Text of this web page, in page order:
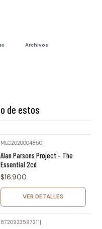
Archivos
de estos
MLC2020004850|
Alan Parsons Project - The
Essential 2cd
$16.900
VER DETALLES
8720923597211|